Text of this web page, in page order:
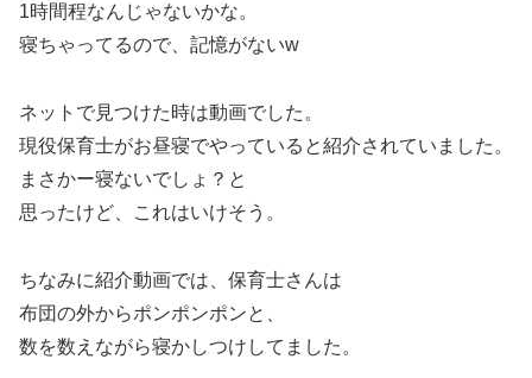
1時間程なんじゃないかな。
寝ちゃってるので、記憶がないw
ネットで見つけた時は動画でした。
現役保育士がお昼寝でやっていると紹介されていました。
まさかー寝ないでしょ？と
思ったけど、これはいけそう。
ちなみに紹介動画では、保育士さんは
布団の外からポンポンポンと、
数を数えながら寝かしつけしてました。